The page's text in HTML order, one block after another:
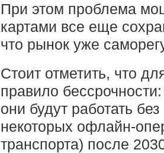
При этом проблема
картами все еще
что рынок уже
Стоит отметить, что
правило
они будут работать
некоторых офлайн-
транспорта) после